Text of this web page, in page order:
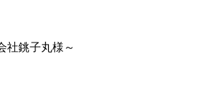
社銚子丸様～